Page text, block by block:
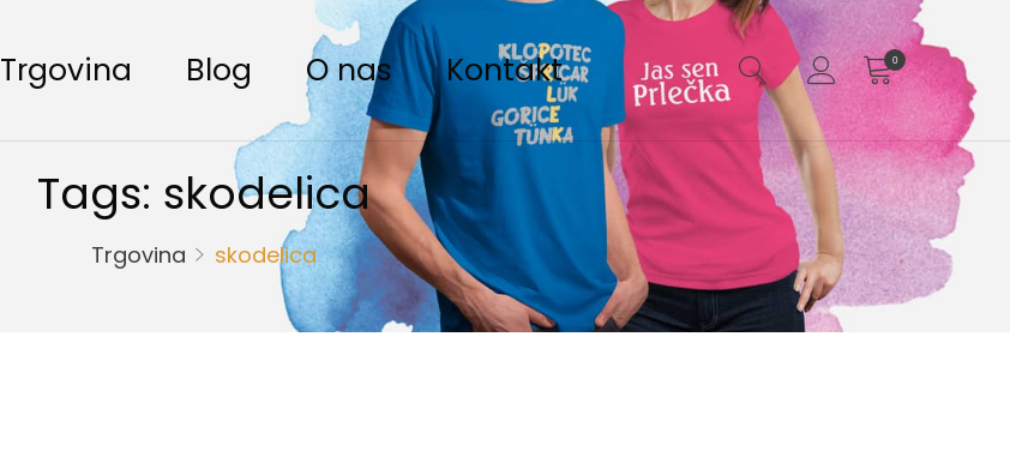
Trgovina Blog O nas Kontakt 0
Tags: skodelica
Trgovina skodelica